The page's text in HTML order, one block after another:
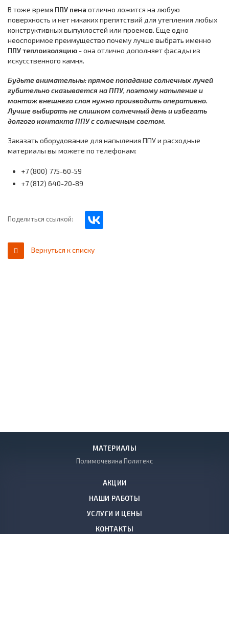
В тоже время ППУ пена отлично ложится на любую
поверхность и нет никаких препятствий для утепления любых
конструктивных выпуклостей или проемов. Еще одно
неоспоримое преимущество почему лучше выбрать именно
ППУ теплоизоляцию - она отлично дополняет фасады из
искусственного камня.
Будьте внимательны: прямое попадание солнечных лучей
губительно сказывается на ППУ, поэтому напыление и
монтаж внешнего слоя нужно производить оперативно.
Лучше выбирать не слишком солнечный день и избегать
долгого контакта ППУ с солнечным светом.
Заказать оборудование для напыления ППУ и расходные
материалы вы можете по телефонам:
+7 (800) 775-60-59
+7 (812) 640-20-89
Поделиться ссылкой:
Вернуться к списку
МАТЕРИАЛЫ
Полимочевина Политекс
АКЦИИ
НАШИ РАБОТЫ
УСЛУГИ И ЦЕНЫ
КОНТАКТЫ